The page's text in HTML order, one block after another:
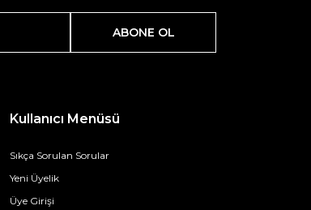
ABONE OL
Kullanıcı Menüsü
Sıkça Sorulan Sorular
Yeni Üyelik
Üye Girişi